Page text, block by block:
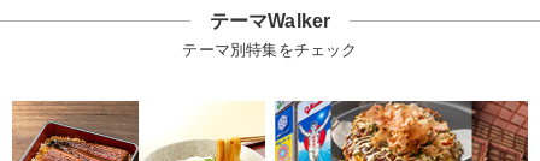
テーマWalker
テーマ別特集をチェック